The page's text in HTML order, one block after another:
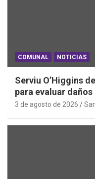
COMUNAL NOTICIAS
Serviu O’Higgins
para evaluar
Sistema Frontal
3 de agosto de 2026